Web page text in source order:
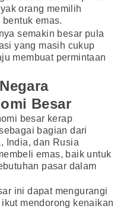
orang memilih
emas.
semakin besar pula
yang masih cukup
membuat permintaan
Besar
besar kerap
bagian dari
India, dan Rusia
emas, baik untuk
pasar dalam
ini dapat mengurangi
mendorong kenaikan